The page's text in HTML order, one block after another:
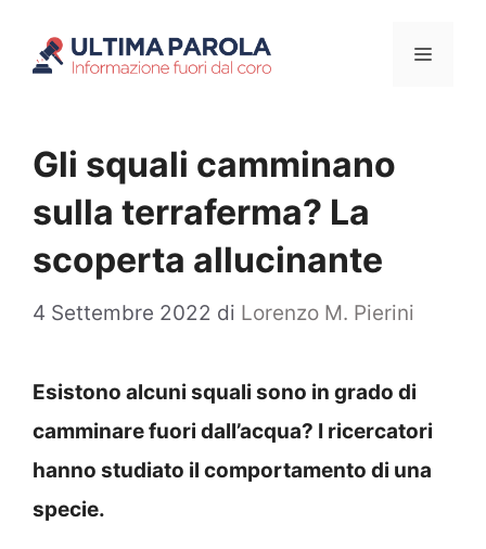
Menu
Gli squali camminano
sulla terraferma? La
scoperta allucinante
4 Settembre 2022 di Lorenzo M. Pierini
Esistono alcuni squali sono in grado di
camminare fuori dall’acqua? I ricercatori
hanno studiato il comportamento di una
specie.